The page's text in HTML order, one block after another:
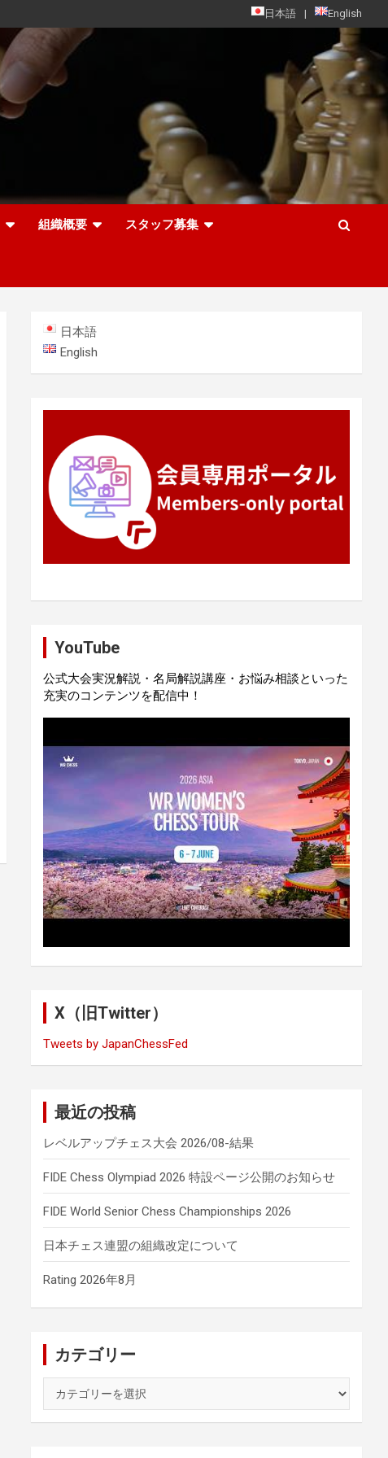
日本語 English
組織概要 スタッフ募集
日本語
English
YouTube
公式大会実況解説・名局解説講座・お悩み相談といった
充実のコンテンツを配信中！
X（旧Twitter）
Tweets by JapanChessFed
最近の投稿
レベルアップチェス大会 2026/08-結果
FIDE Chess Olympiad 2026 特設ページ公開のお知らせ
FIDE World Senior Chess Championships 2026
日本チェス連盟の組織改定について
Rating 2026年8月
カテゴリー
ゴ